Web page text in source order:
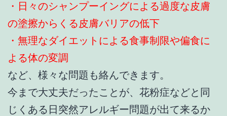
・日々のシャンプーイングによる過度な皮膚
の塗擦からくる皮膚バリアの低下
・無理なダイエットによる食事制限や偏食に
よる体の変調
など、様々な問題も絡んできます。
今まで大丈夫だったことが、花粉症などと同
じくある日突然アレルギー問題が出て来るか